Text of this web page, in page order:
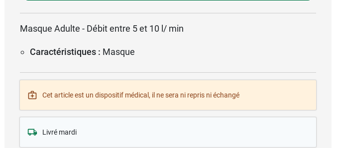
Masque Adulte - Débit entre 5 et 10 l/ min
Caractéristiques : Masque
Cet article est un dispositif médical, il ne sera ni repris ni échangé
Livré mardi